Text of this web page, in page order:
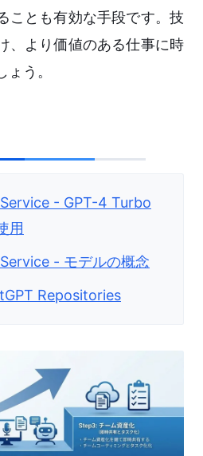
ことも有効な手段です。技
、より価値のある仕事に時
う。
- GPT-4 Turbo
用
- モデルの概念
Repositories